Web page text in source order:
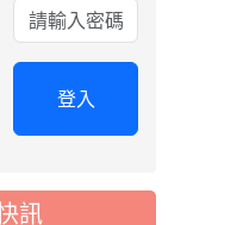
登入
訊
05
重要
年度課後照顧
師甄選簡章
03
態編班結果